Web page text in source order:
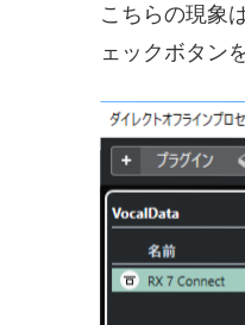
こちらの現象は
ェックボタン